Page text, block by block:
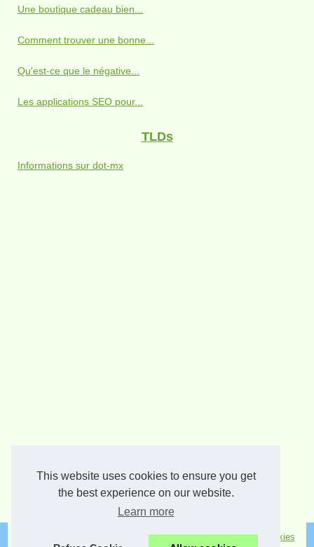
This website uses cookies to ensure you get
the best experience on our website.
Learn more
Une boutique cadeau bien...
Comment trouver une bonne...
Qu'est-ce que le négative...
Les applications SEO pour...
TLDs
Informations sur dot-mx
Nos meilleurs articles|Plan du site|
Cookies